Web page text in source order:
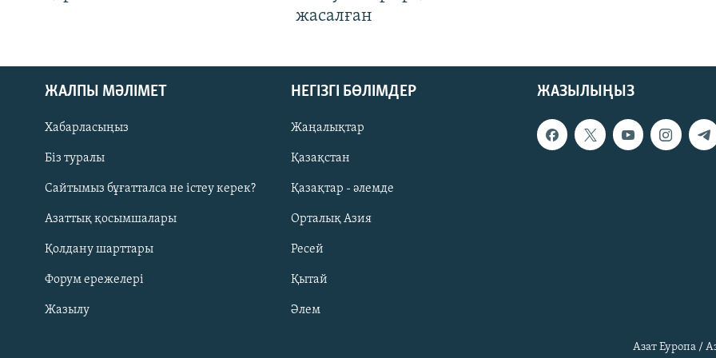
Русский
ЖАЗЫЛЫҢЫЗ
жасалған
ЖАЗЫЛЫҢЫЗ
ЖАЛПЫ МӘЛІМЕТ
Хабарласыңыз
Біз туралы
Сайтымыз бұғатталса не істеу керек?
Азаттық қосымшалары
Қолдану шарттары
Форум ережелері
Жазылу
НЕГІЗГІ БӨЛІМДЕР
Жаңалықтар
Қазақстан
Қазақтар - әлемде
Орталық Азия
Ресей
Қытай
Әлем
Азат Еуропа /